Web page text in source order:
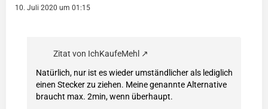
10. Juli 2020 um 01:15
Zitat von IchKaufeMehl
Natürlich, nur ist es wieder umständlicher als lediglich
einen Stecker zu ziehen. Meine genannte Alternative
braucht max. 2min, wenn überhaupt.